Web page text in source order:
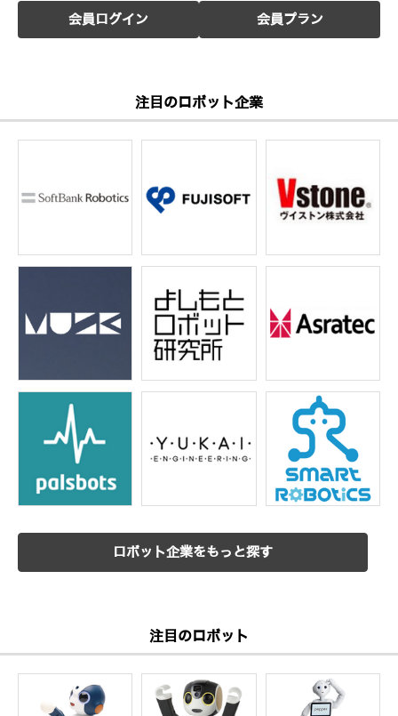
会員ログイン 会員プラン
注目のロボット企業
ロボット企業をもっと探す
注目のロボット